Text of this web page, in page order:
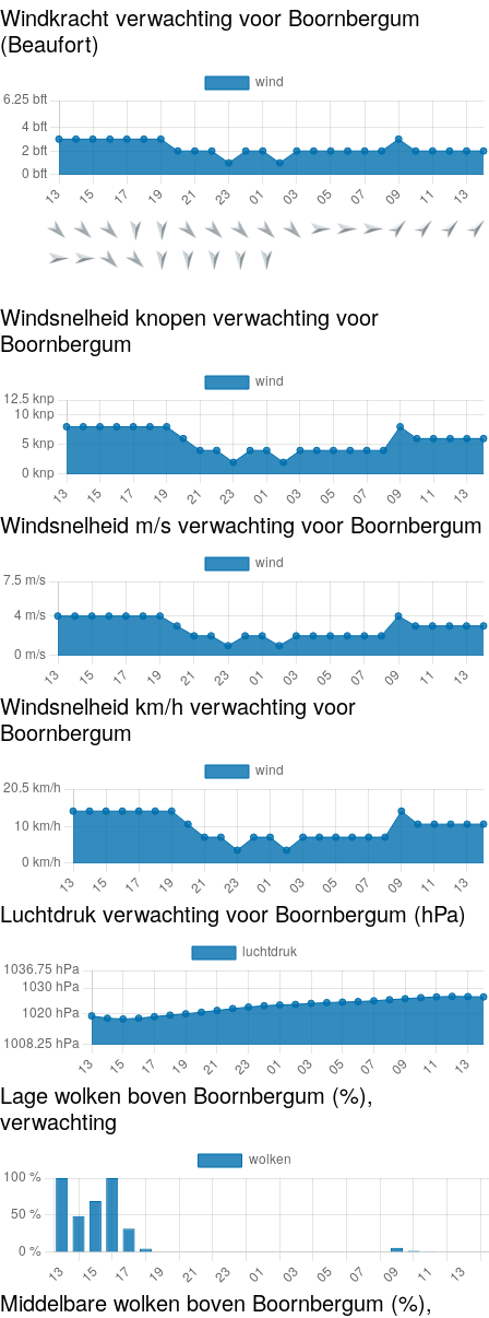
Windkracht verwachting voor Boornbergum
(Beaufort)
Windsnelheid knopen verwachting voor
Boornbergum
Windsnelheid m/s verwachting voor Boornbergum
Windsnelheid km/h verwachting voor
Boornbergum
Luchtdruk verwachting voor Boornbergum (hPa)
Lage wolken boven Boornbergum (%),
verwachting
Middelbare wolken boven Boornbergum (%),